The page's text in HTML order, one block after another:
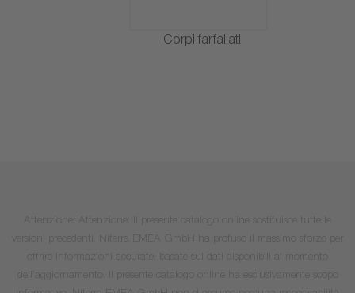
Corpi farfallati